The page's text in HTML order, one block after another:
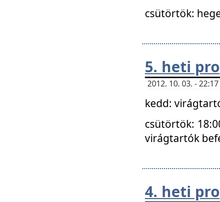
csütörtök:
5. heti
2012. 10. 03. -
kedd:
csütörtök:
virágtartók
4. heti